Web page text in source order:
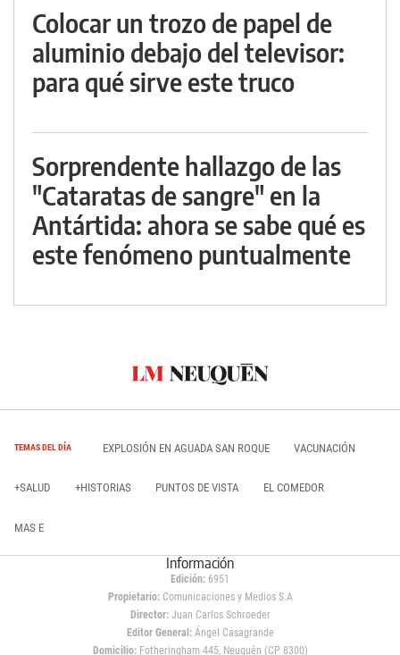
Colocar un trozo de papel de
aluminio debajo del televisor:
para qué sirve este truco
Sorprendente hallazgo de las
"Cataratas de sangre" en la
Antártida: ahora se sabe qué es
este fenómeno puntualmente
TEMAS DEL DÍA EXPLOSIÓN EN AGUADA SAN ROQUE VACUNACIÓN
+SALUD +HISTORIAS PUNTOS DE VISTA EL COMEDOR
MAS E
Información
Edición: 6951
Propietario:Comunicaciones y Medios S.A
Director: Juan Carlos Schroeder
Editor General:Ángel Casagrande
Domicilio:Fotheringham 445, Neuquén (CP 8300)